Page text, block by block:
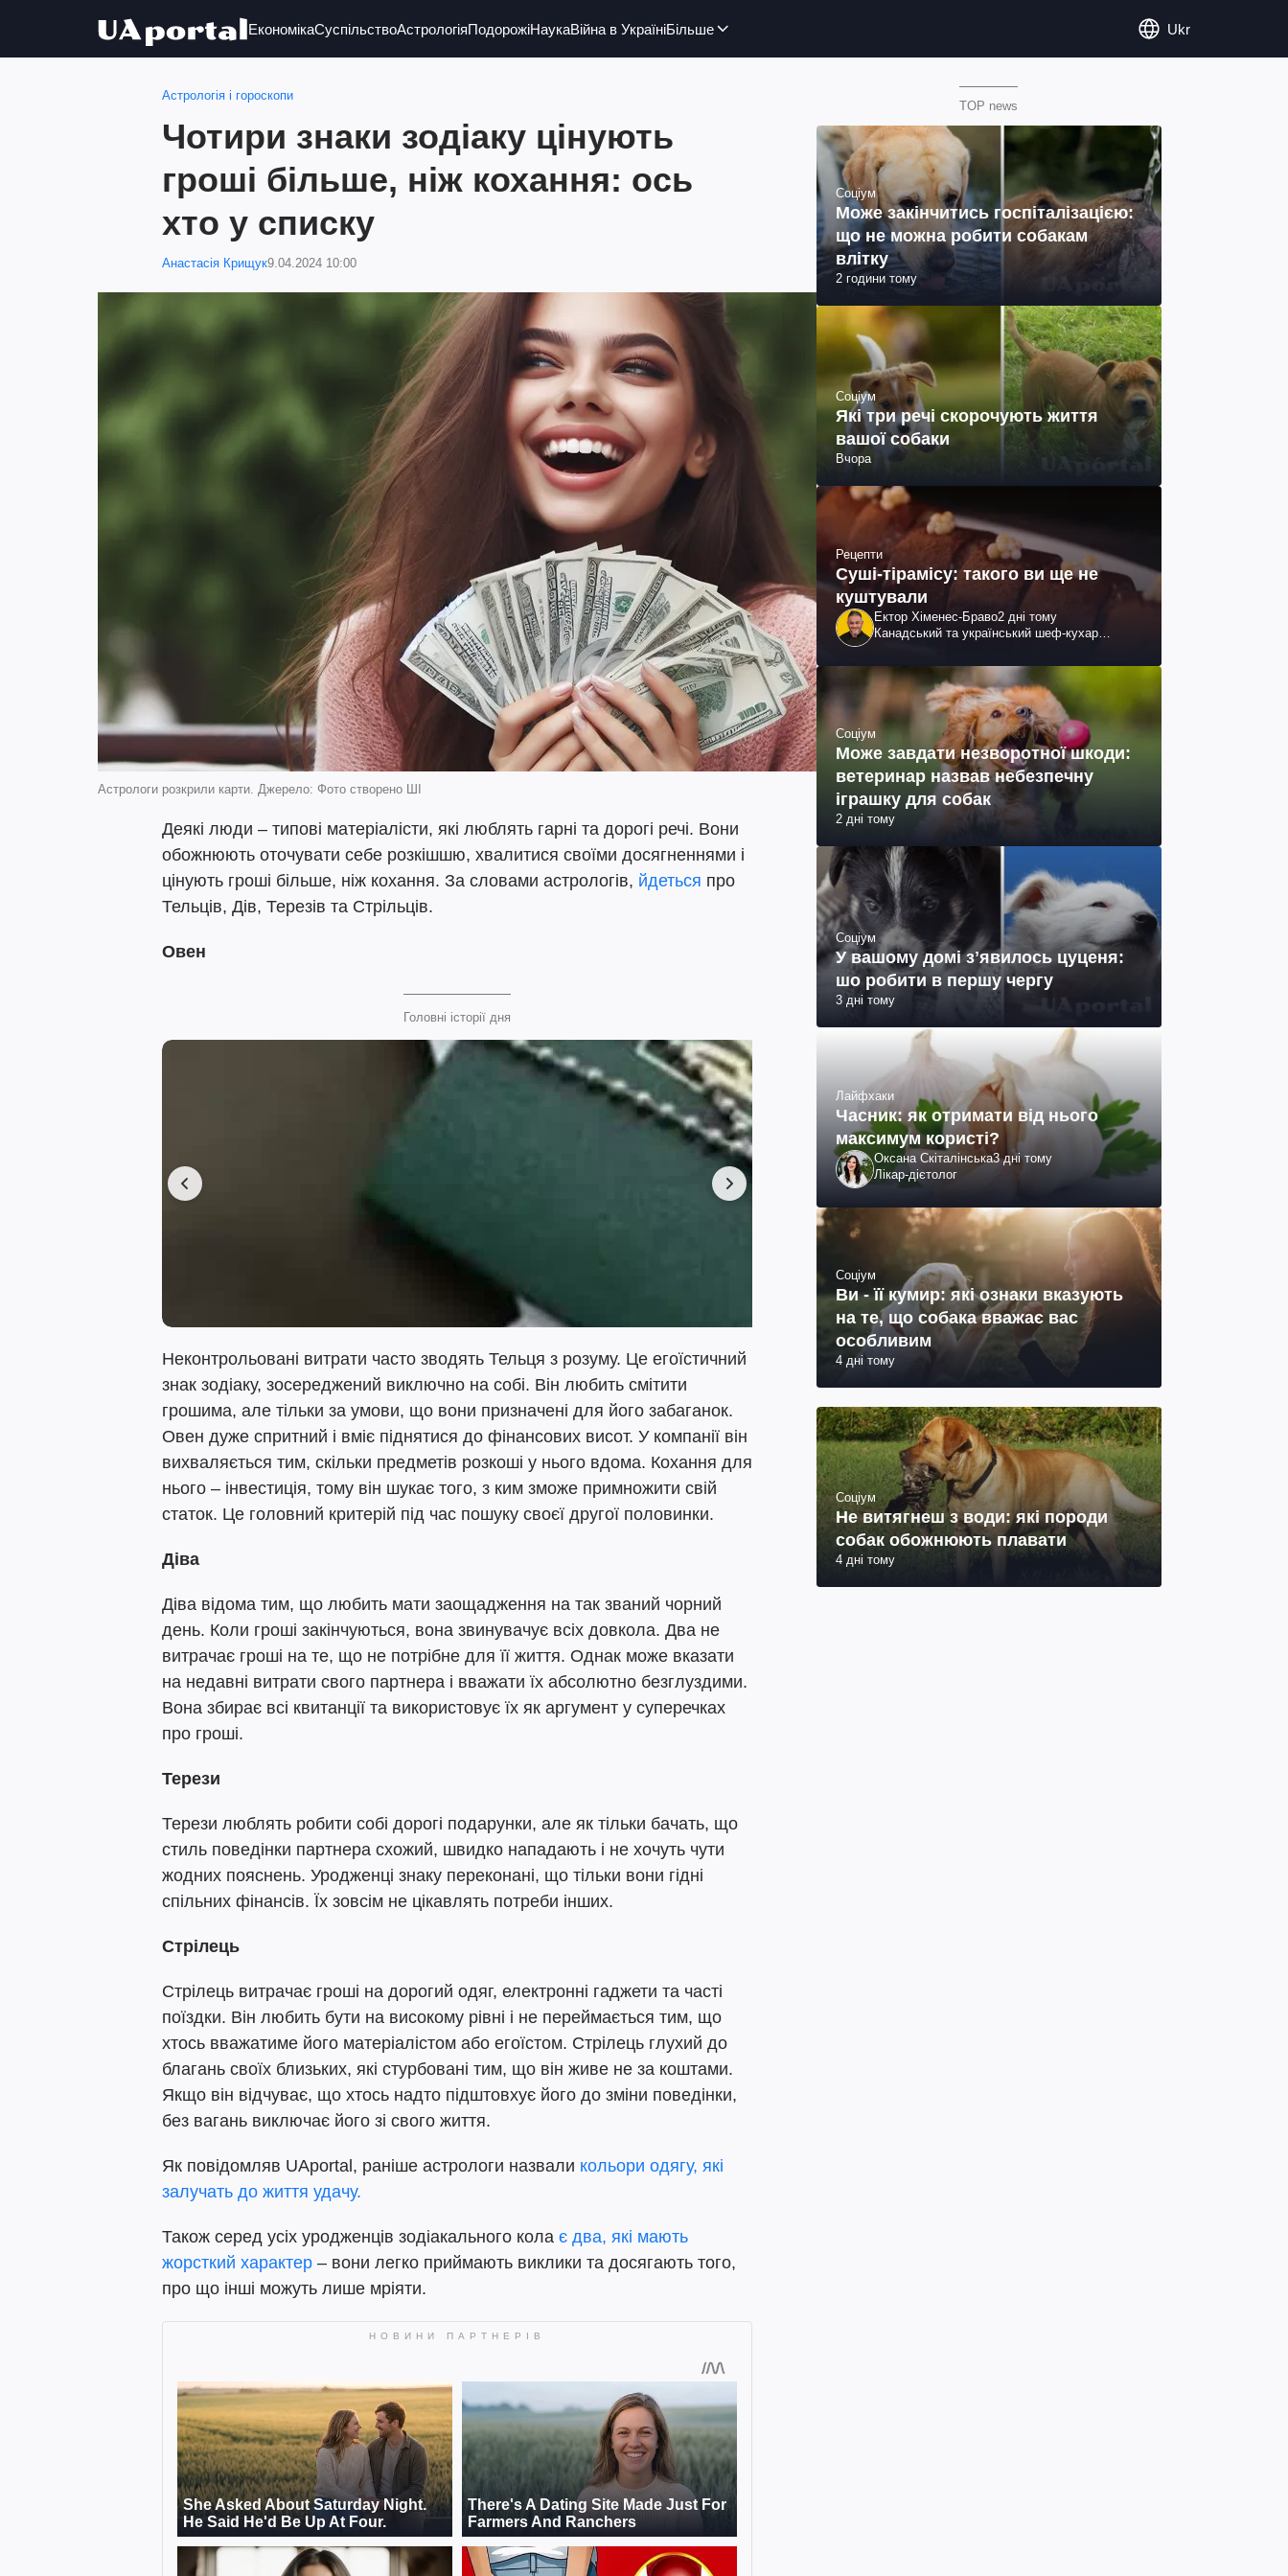
ЕкономікаСуспільствоАстрологіяПодорожіНаукаВійна в УкраїніБільше Ukr
Астрологія і гороскопи
Чотири знаки зодіаку цінують
гроші більше, ніж кохання: ось
хто у списку
Анастасія Крищук9.04.2024 10:00
Астрологи розкрили карти. Джерело: Фото створено ШІ
Деякі люди – типові матеріалісти, які люблять гарні та дорогі речі. Вони
обожнюють оточувати себе розкішшю, хвалитися своїми досягненнями і
цінують гроші більше, ніж кохання. За словами астрологів, йдеться про
Тельців, Дів, Терезів та Стрільців.
Овен
Головні історії дня
Неконтрольовані витрати часто зводять Тельця з розуму. Це егоїстичний
знак зодіаку, зосереджений виключно на собі. Він любить смітити
грошима, але тільки за умови, що вони призначені для його забаганок.
Овен дуже спритний і вміє піднятися до фінансових висот. У компанії він
вихваляється тим, скільки предметів розкоші у нього вдома. Кохання для
нього – інвестиція, тому він шукає того, з ким зможе примножити свій
статок. Це головний критерій під час пошуку своєї другої половинки.
Діва
Діва відома тим, що любить мати заощадження на так званий чорний
день. Коли гроші закінчуються, вона звинувачує всіх довкола. Два не
витрачає гроші на те, що не потрібне для її життя. Однак може вказати
на недавні витрати свого партнера і вважати їх абсолютно безглуздими.
Вона збирає всі квитанції та використовує їх як аргумент у суперечках
про гроші.
Терези
Терези люблять робити собі дорогі подарунки, але як тільки бачать, що
стиль поведінки партнера схожий, швидко нападають і не хочуть чути
жодних пояснень. Уродженці знаку переконані, що тільки вони гідні
спільних фінансів. Їх зовсім не цікавлять потреби інших.
Стрілець
Стрілець витрачає гроші на дорогий одяг, електронні гаджети та часті
поїздки. Він любить бути на високому рівні і не переймається тим, що
хтось вважатиме його матеріалістом або егоїстом. Стрілець глухий до
благань своїх близьких, які стурбовані тим, що він живе не за коштами.
Якщо він відчуває, що хтось надто підштовхує його до зміни поведінки,
без вагань виключає його зі свого життя.
Як повідомляв UAportal, раніше астрологи назвали кольори одягу, які
залучать до життя удачу.
Також серед усіх уродженців зодіакального кола є два, які мають
жорсткий характер – вони легко приймають виклики та досягають того,
про що інші можуть лише мріяти.
TOP news
Соціум
Може закінчитись госпіталізацією:
що не можна робити собакам
влітку
2 години тому
Соціум
Які три речі скорочують життя
вашої собаки
Вчора
Рецепти
Суші-тірамісу: такого ви ще не
куштували
Ектор Хіменес-Браво2 дні тому
Канадський та український шеф-кухар
телеведучий
Соціум
Може завдати незворотної шкоди:
ветеринар назвав небезпечну
іграшку для собак
2 дні тому
Соціум
У вашому домі зʼявилось цуценя:
шо робити в першу чергу
3 дні тому
Лайфхаки
Часник: як отримати від нього
максимум користі?
Оксана Скіталінська3 дні тому
Лікар-дієтолог
Соціум
Ви - її кумир: які ознаки вказують
на те, що собака вважає вас
особливим
4 дні тому
Соціум
Не витягнеш з води: які породи
собак обожнюють плавати
4 дні тому